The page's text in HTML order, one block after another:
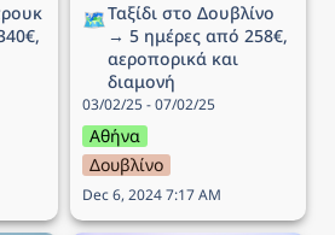
🗺️Ταξίδι στο Δουβλίνο
→ 5 ημέρες από 258€,
αεροπορικά και
διαμονή
03/02/25 - 07/02/25
Αθήνα
Δουβλίνο
Dec 6, 2024 7:17 AM